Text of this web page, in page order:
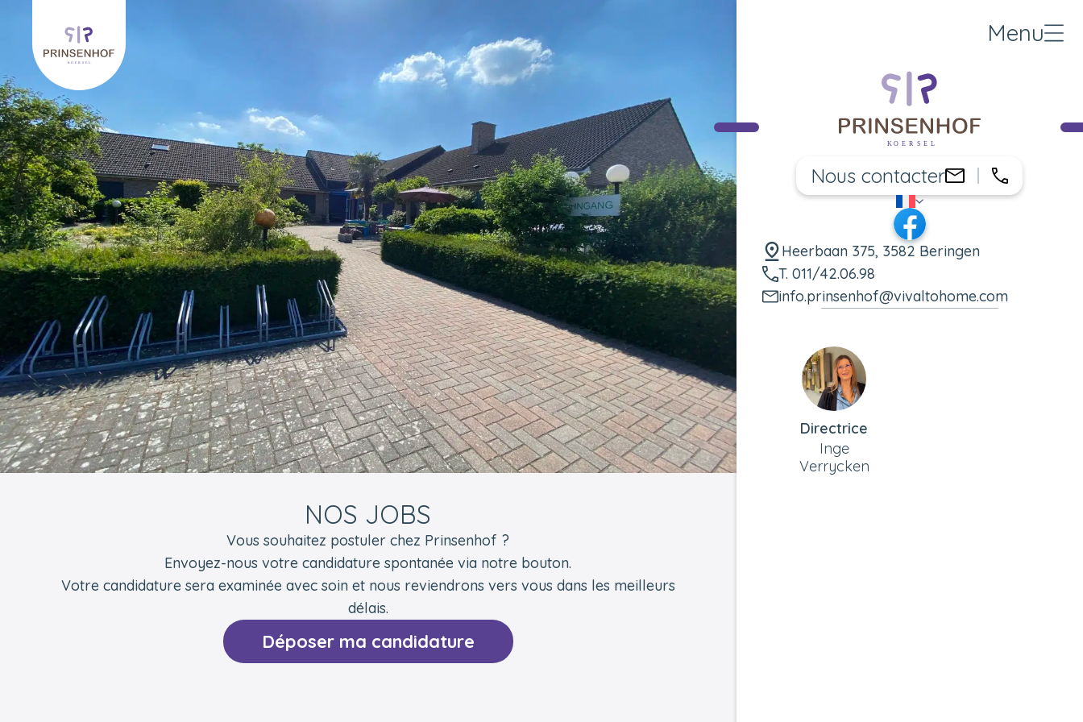
Retourner à l'accueil de Prinsenhof
Menu
NOS JOBS
Vous souhaitez postuler chez Prinsenhof ?
Envoyez-nous votre candidature spontanée via notre bouton.
Votre candidature sera examinée avec soin et nous reviendrons vers vous dans les meilleurs
délais.
Déposer ma candidature
Nous contacter
011/
FR Changer de langue
Facebook
Heerbaan 375, 3582 Beringen
T. 011/42.06.98
info.prinsenhof@vivaltohome.com
Directrice
Inge
Verrycken